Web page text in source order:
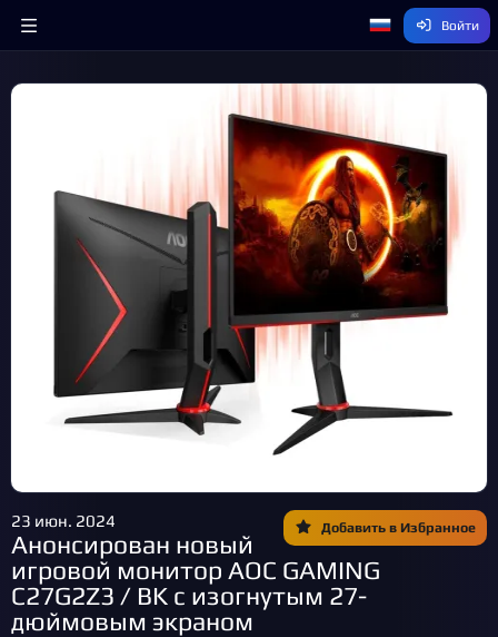
Войти
Добавить в Избранное
23 июн. 2024
Анонсирован новый
игровой монитор AOC GAMING
C27G2Z3 / BK с изогнутым 27-
дюймовым экраном